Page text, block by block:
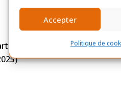
Accepter
Politique de
de 21 h, uniquement en